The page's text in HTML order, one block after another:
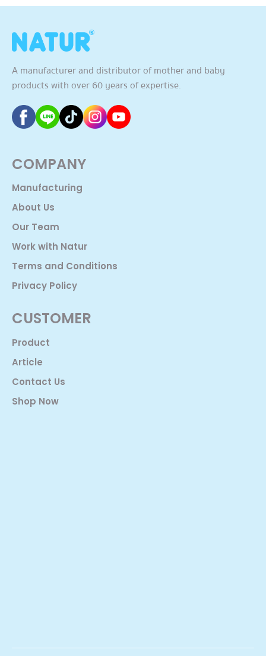
A manufacturer and distributor of mother and baby
products with over 60 years of expertise.
COMPANY
Manufacturing
About Us
Our Team
Work with Natur
Terms and Conditions
Privacy Policy
CUSTOMER
Product
Article
Contact Us
Shop Now